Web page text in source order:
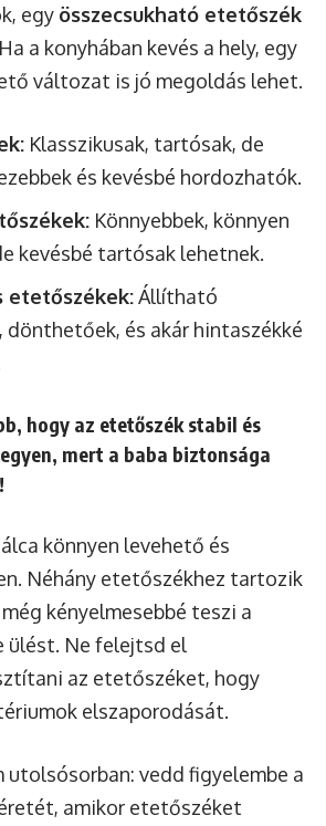
egy összecsukható etetőszék
a konyhában kevés a hely, egy
változat is jó megoldás lehet.
Klasszikusak, tartósak, de
és kevésbé hordozhatók.
Könnyebbek, könnyen
kevésbé tartósak lehetnek.
etetőszékek:Állítható
dönthetőek, és akár hintaszékké
hogy az etetőszék stabil és
mert a baba biztonsága
könnyen levehető és
Néhány etetőszékhez tartozik
kényelmesebbé teszi a
ülést. Ne felejtsd el
az etetőszéket, hogy
elszaporodását.
utolsósorban: vedd figyelembe a
amikor etetőszéket